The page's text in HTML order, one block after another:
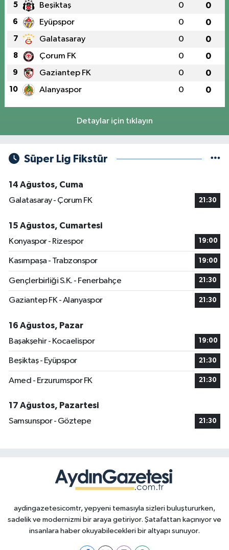
5 Beşiktaş 0 0
6 Eyüpspor 0 0
7 Galatasaray 0 0
8 Çorum FK 0 0
9 Gaziantep FK 0 0
10 Alanyaspor 0 0
Detaylar için tıklayın
Süper Lig Fikstür
14 Ağustos, Cuma
Galatasaray - Çorum FK
21:30
15 Ağustos, Cumartesi
Konyaspor - Rizespor
19:00
Kasımpaşa - Trabzonspor 19:00
Gençlerbirliği S.K. - Fenerbahçe 21:30
Gaziantep FK - Alanyaspor 21:30
16 Ağustos, Pazar
Başakşehir - Kocaelispor
19:00
Beşiktaş - Eyüpspor 21:30
Amed - Erzurumspor FK 21:30
17 Ağustos, Pazartesi
Samsunspor - Göztepe
21:30
aydingazetesicomtr, yepyeni temasıyla sizleri buluştururken,
sadelik ve modernizmi bir araya getiriyor. Şatafattan kaçınıyor ve
insanlara haber okuyabilecekleri bir altyapı sunuyor.